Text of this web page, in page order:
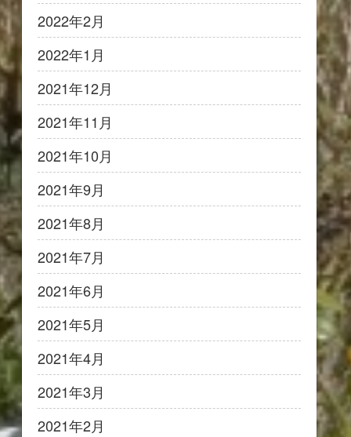
2022年2月
2022年1月
2021年12月
2021年11月
2021年10月
2021年9月
2021年8月
2021年7月
2021年6月
2021年5月
2021年4月
2021年3月
2021年2月